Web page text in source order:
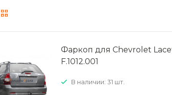
Фаркоп для Chevrolet
F.1012.001
В наличии: 31 шт.